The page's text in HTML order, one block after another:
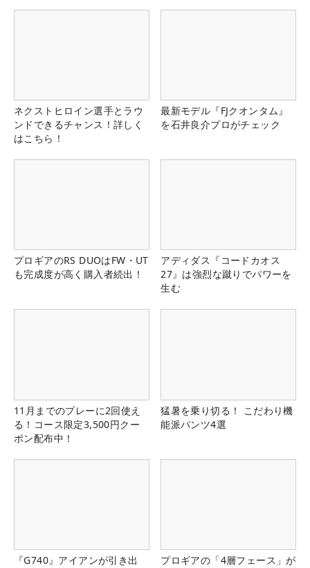
ネクストヒロイン選手とラウ
ンドできるチャンス！詳しく
はこちら！
最新モデル『FJクオンタム』
を石井良介プロがチェック
プロギアのRS DUOはFW・UT
も完成度が高く購入者続出！
アディダス『コードカオス
27』は強烈な蹴りでパワーを
生む
11月までのプレーに2回使え
る！コース限定3,500円クー
ポン配布中！
猛暑を乗り切る！ こだわり機
能派パンツ4選
『G740』アイアンが引き出
プロギアの「4層フェース」が